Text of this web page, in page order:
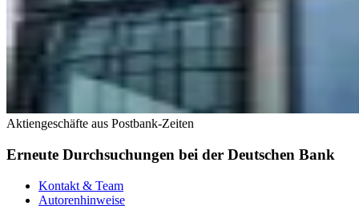
Aktiengeschäfte aus Postbank-Zeiten
Erneute Durchsuchungen bei der Deutschen Bank
Kontakt & Team
Autorenhinweise